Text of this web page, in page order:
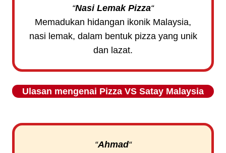
“Nasi Lemak Pizza“
Memadukan hidangan ikonik Malaysia,
nasi lemak, dalam bentuk pizza yang unik
dan lazat.
Ulasan mengenai Pizza VS Satay Malaysia
“Ahmad“